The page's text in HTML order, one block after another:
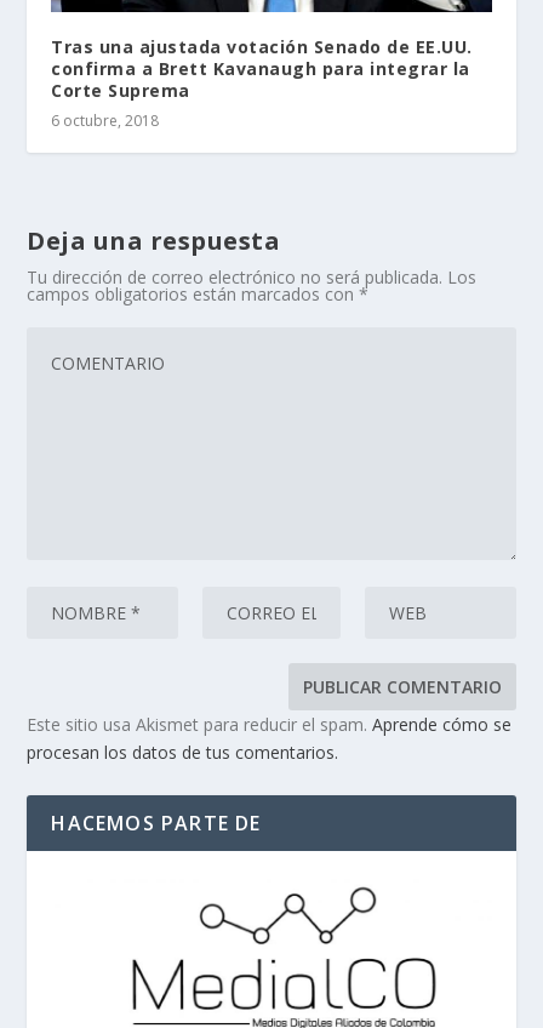
Tras una ajustada votación Senado de EE.UU.
confirma a Brett Kavanaugh para integrar la
Corte Suprema
6 octubre, 2018
Deja una respuesta
Tu dirección de correo electrónico no será publicada. Los
campos obligatorios están marcados con*
Este sitio usa Akismet para reducir el spam.Aprende cómo se
procesan los datos de tus comentarios.
HACEMOS PARTE DE